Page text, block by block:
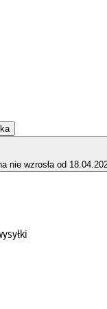
nie wzrosła od